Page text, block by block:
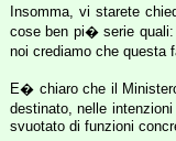
Insomma, vi starete
cose ben pi� serie quali:
noi crediamo che questa
E� chiaro che il
destinato, nelle
svuotato di funzioni